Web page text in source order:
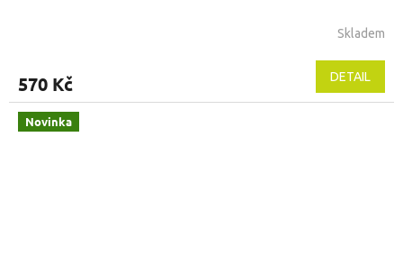
Skladem
570 Kč DETAIL
Novinka